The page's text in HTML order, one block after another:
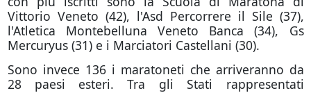
Vittorio Veneto (42), l'Asd Percorrere il Sile (37),
l'Atletica Montebelluna Veneto Banca (34), Gs
Mercuryus (31) e i Marciatori Castellani (30).
Sono invece 136 i maratoneti che arriveranno da
28 paesi esteri. Tra gli Stati rappresentati